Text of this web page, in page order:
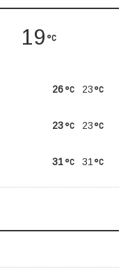
19
23
26
23
23
31
31